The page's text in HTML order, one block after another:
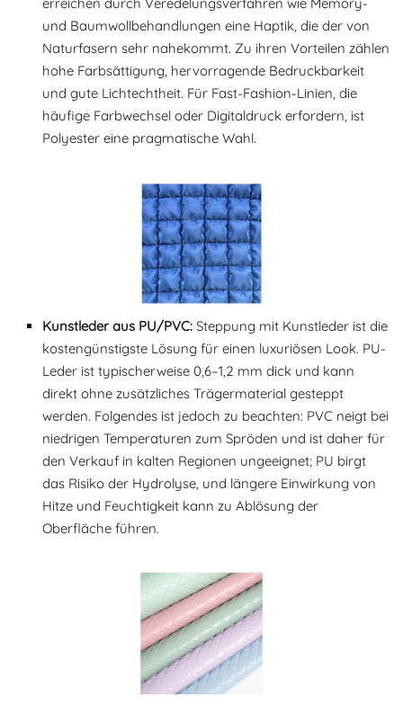
erreichen durch Veredelungsverfahren wie Memory-
und Baumwollbehandlungen eine Haptik, die der von
Naturfasern sehr nahekommt. Zu ihren Vorteilen zählen
hohe Farbsättigung, hervorragende Bedruckbarkeit
und gute Lichtechtheit. Für Fast-Fashion-Linien, die
häufige Farbwechsel oder Digitaldruck erfordern, ist
Polyester eine pragmatische Wahl.
Kunstleder aus PU/PVC: Steppung mit Kunstleder ist die
kostengünstigste Lösung für einen luxuriösen Look. PU-
Leder ist typischerweise 0,6–1,2 mm dick und kann
direkt ohne zusätzliches Trägermaterial gesteppt
werden. Folgendes ist jedoch zu beachten: PVC neigt bei
niedrigen Temperaturen zum Spröden und ist daher für
den Verkauf in kalten Regionen ungeeignet; PU birgt
das Risiko der Hydrolyse, und längere Einwirkung von
Hitze und Feuchtigkeit kann zu Ablösung der
Oberfläche führen.